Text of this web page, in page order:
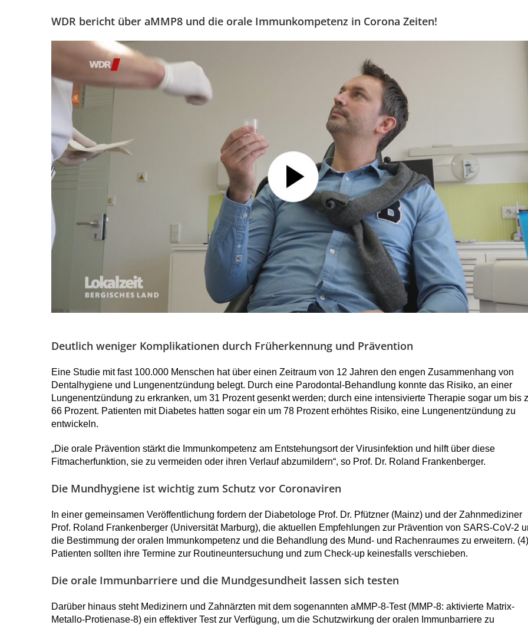
WDR bericht über aMMP8 und die orale Immunkompetenz in Corona Zeiten!
Deutlich weniger Komplikationen durch Früherkennung und Prävention
Eine Studie mit fast 100.000 Menschen hat über einen Zeitraum von 12 Jahren den engen Zusammenhang von
Dentalhygiene und Lungenentzündung belegt. Durch eine Parodontal-Behandlung konnte das Risiko, an einer
Lungenentzündung zu erkranken, um 31 Prozent gesenkt werden; durch eine intensivierte Therapie sogar um bis
66 Prozent. Patienten mit Diabetes hatten sogar ein um 78 Prozent erhöhtes Risiko, eine Lungenentzündung zu
entwickeln.
„Die orale Prävention stärkt die Immunkompetenz am Entstehungsort der Virusinfektion und hilft über diese
Fitmacherfunktion, sie zu vermeiden oder ihren Verlauf abzumildern“, so Prof. Dr. Roland Frankenberger.
Die Mundhygiene ist wichtig zum Schutz vor Coronaviren
In einer gemeinsamen Veröffentlichung fordern der Diabetologe Prof. Dr. Pfützner (Mainz) und der Zahnmediziner
Prof. Roland Frankenberger (Universität Marburg), die aktuellen Empfehlungen zur Prävention von SARS-CoV-2
die Bestimmung der oralen Immunkompetenz und die Behandlung des Mund- und Rachenraumes zu erweitern. (4)
Patienten sollten ihre Termine zur Routineuntersuchung und zum Check-up keinesfalls verschieben.
Die orale Immunbarriere und die Mundgesundheit lassen sich testen
Darüber hinaus steht Medizinern und Zahnärzten mit dem sogenannten aMMP-8-Test (MMP-8: aktivierte Matrix-
Metallo-Protienase-8) ein effektiver Test zur Verfügung, um die Schutzwirkung der oralen Immunbarriere zu